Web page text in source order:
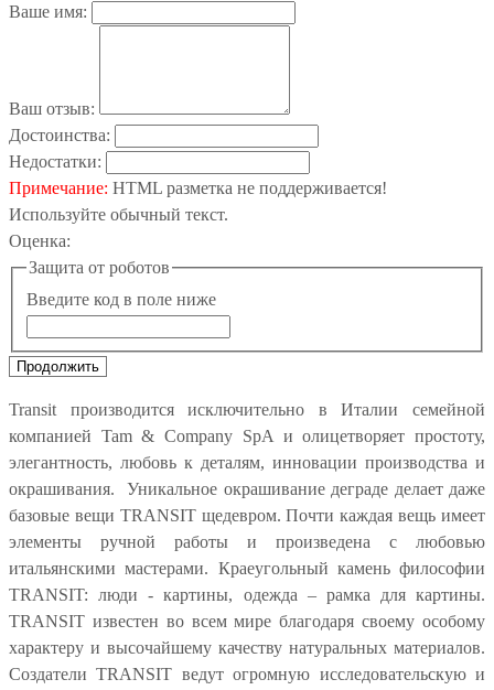
Ваше имя:
Ваш отзыв:
Достоинства:
Недостатки:
Примечание: HTML разметка не поддерживается!
Используйте обычный текст.
Оценка:
Защита от роботов
Введите код в поле ниже
Продолжить
Transit производится исключительно в Италии семейной
компанией Tam & Company SpA и олицетворяет простоту,
элегантность, любовь к деталям, инновации производства и
окрашивания. Уникальное окрашивание деграде делает даже
базовые вещи TRANSIT щедевром. Почти каждая вещь имеет
элементы ручной работы и произведена с любовью
итальянскими мастерами. Краеугольный камень философии
TRANSIT: люди - картины, одежда – рамка для картины.
TRANSIT известен во всем мире благодаря своему особому
характеру и высочайшему качеству натуральных материалов.
Создатели TRANSIT ведут огромную исследовательскую и